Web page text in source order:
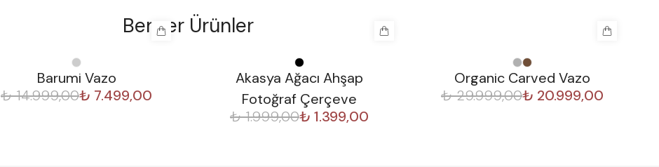
Benzer Ürünler
Barumi Vazo
₺ 14.999,00₺ 7.499,00
Akasya Ağacı Ahşap
Fotoğraf Çerçeve
₺ 1.999,00₺ 1.399,00
Organic Carved Vazo
₺ 29.999,00₺ 20.999,00